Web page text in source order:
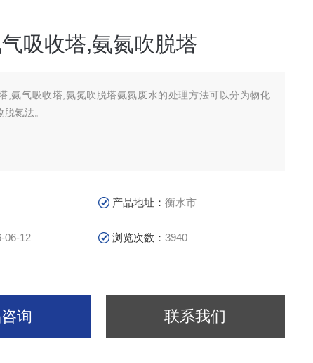
吸收塔,氨氮吹脱塔
,氨气吸收塔,氨氮吹脱塔氨氮废水的处理方法可以分为物化
氮法。
产品地址：衡水市
06-12 浏览次数：3940
询 联系我们